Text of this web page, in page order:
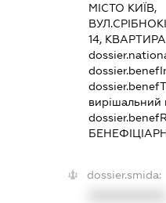
МІСТО КИЇВ,
14,
вирішальний
dossier.smida: